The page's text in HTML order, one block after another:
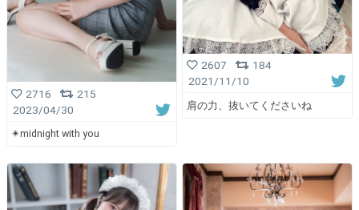
2716
215
2023/04/30
✴︎midnight with you
2607
184
2021/11/10
肩の力、抜いてくださいね